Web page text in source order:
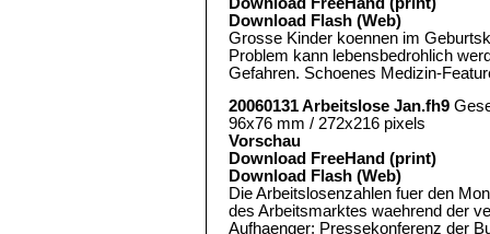
Download Flash (Web)
Grosse Kinder koennen im
Problem kann lebensbedrohlich
Gefahren. Schoenes Medizin-
20060131 Arbeitslose Jan.fh9
96x76 mm / 272x216 pixels
Vorschau
Download FreeHand (print)
Download Flash (Web)
Die Arbeitslosenzahlen fuer den
des Arbeitsmarktes waehrend der
Aufhaenger: Pressekonferenz der